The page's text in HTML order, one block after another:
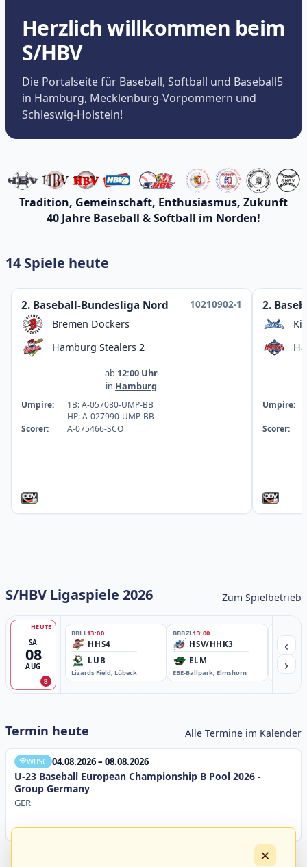
Herzlich willkommen beim
S/HBV
Die Portalseite für Baseball, Softball und Baseball5
in Hamburg, Mecklenburg-Vorpommern und
Schleswig-Holstein!
Tradition, Gemeinschaft, Enthusiasmus, Zukunft
40 Jahre Baseball & Softball im Norden!
14 Spiele heute
2. Baseball-Bundesliga Nord
10210902-1
Bremen Dockers
Hamburg Stealers 2
ab 12:00 Uhr
in Hamburg
Umpire:
1B: A-057080-UMP-BB
HP: A-027990-UMP-BB
Scorer:
A-075466-SCO
2.
Umpire:
Scorer:
S/HBV Ligaspiele 2026 Zum Spielbetrieb
SA
08
AUG
HEUTE
8
BBLL13:00
HHS4
LUB
Lizards Field, Lübeck
BBBZL13:00
HSV/HHK3
ELM
EBE-Ballpark, Elmshorn
‹
›
Termin heute Alle Termine im Kalender
WBSC 04.08.2026 – 08.08.2026
U-23 Baseball European Championship B Pool 2026 -
Group Germany
GER
×